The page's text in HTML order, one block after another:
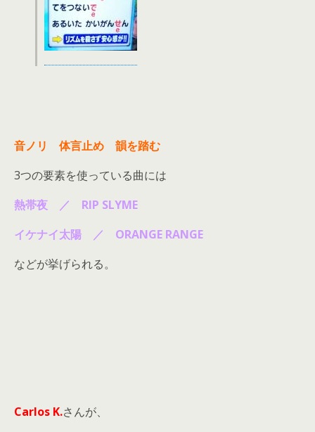
音ノリ 体言止め 韻を踏む
3つの要素を使っている曲には
熱帯夜 ／ RIP SLYME
イケナイ太陽 ／ ORANGE RANGE
などが挙げられる。
Carlos K.さんが、